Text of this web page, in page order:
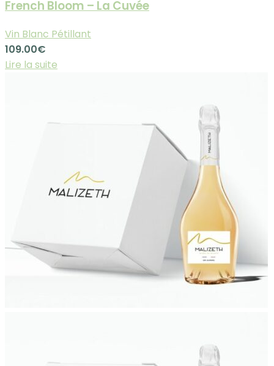
French Bloom – La Cuvée
Vin Blanc Pétillant
109.00€
Lire la suite